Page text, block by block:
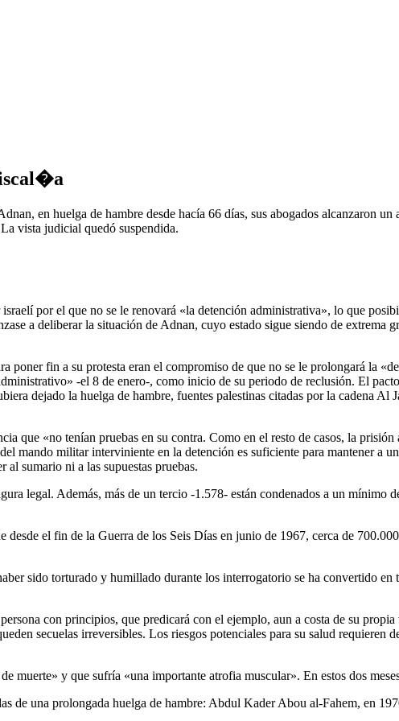
en huelga de hambre desde hacía 66 días, sus abogados alcanzaron
vista judicial quedó suspendida.
por el que no se le renovará «la detención administrativa», lo que
a deliberar la situación de Adnan, cuyo estado sigue siendo de extrema
fin a su protesta eran el compromiso de que no se le prolongará la
-el 8 de enero-, como inicio de su periodo de reclusión. El
dejado la huelga de hambre, fuentes palestinas citadas por la cadena Al
que «no tenían pruebas en su contra. Como en el resto de casos, la
mando militar interviniente en la detención es suficiente para mantener a
sumario ni a las supuestas pruebas.
legal. Además, más de un tercio -1.578- están condenados a un mínimo
el fin de la Guerra de los Seis Días en junio de 1967, cerca de
sido torturado y humillado durante los interrogatorio se ha convertido en
con principios, que predicará con el ejemplo, aun a costa de su
secuelas irreversibles. Los riesgos potenciales para su salud requieren
y que sufría «una importante atrofia muscular». En estos dos
de una prolongada huelga de hambre: Abdul Kader Abou al-Fahem, en